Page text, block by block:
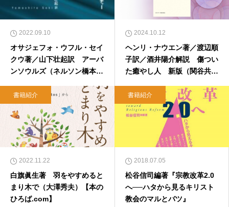
2022.09.10
オサジェフォ・ウフル・セイ
クウ著／山下壮起訳 アーバ
ンソウルズ（ネルソン橋本ジ
om】
2024.10.12
ヘンリ・ナウエン著／渡辺順
子訳／酒井陽介解説 傷つい
た癒やし人 新版（関谷共
書籍紹介
2022.11.22
白旗眞生著 羽をやすめると
まり木で（大澤秀夫）【本の
ひろば.com】
書籍紹介
2018.07.05
松谷信司編著『宗教改革2.0
へ──ハタから見るキリスト
教会のマルとバツ』